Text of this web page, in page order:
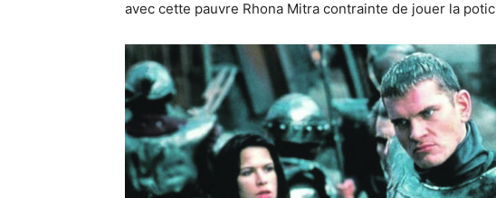
avec cette pauvre Rhona Mitra contrainte de jouer la